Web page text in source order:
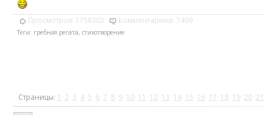
Просмотров: 1758302 Комментариев: 7409
Теги: гребная регата, стихотворение
Страницы: 1 2 3 4 5 6 7 8 9 10 11 12 13 14 15 16 17 18 19 20 21